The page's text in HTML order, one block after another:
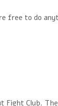
free to do
Club.